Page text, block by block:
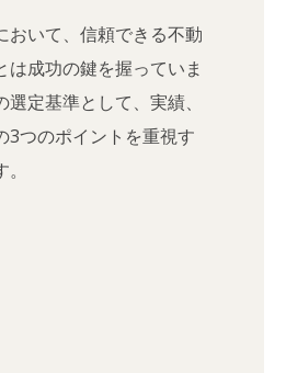
おいて、信頼できる不動
は成功の鍵を握っていま
定基準として、実績、
3つのポイントを重視す